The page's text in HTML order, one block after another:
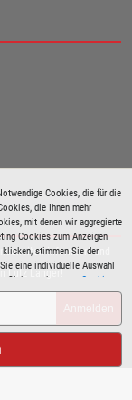
Cookies, die für die
die Ihnen mehr
mit denen wir aggregierte
Cookies zum Anzeigen
klicken, stimmen Sie der
eine individuelle Auswahl
Siehe auch unsere Cookie
informiert und
Langer!